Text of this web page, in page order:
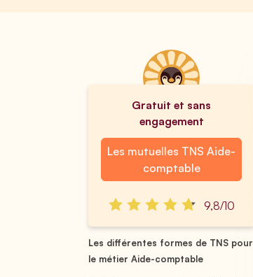
Gratuit et sans
engagement
Les mutuelles TNS Aide-
comptable
9,8/10
Les différentes formes de TNS pour
le métier Aide-comptable